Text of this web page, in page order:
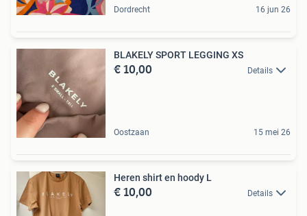
Dordrecht 16 jun 26
BLAKELY SPORT LEGGING XS
€ 10,00 Details
Oostzaan 15 mei 26
Heren shirt en hoody L
€ 10,00 Details